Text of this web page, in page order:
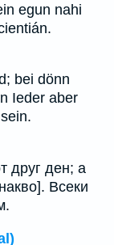
egun nahi
bei dönn
Ieder aber
друг ден; а
Всеки